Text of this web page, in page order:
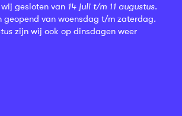
gesloten van 14 juli t/m 11 augustus.
geopend van woensdag t/m zaterdag.
zijn wij ook op dinsdagen weer